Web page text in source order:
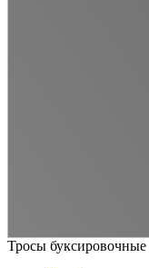
Тросы буксировочные